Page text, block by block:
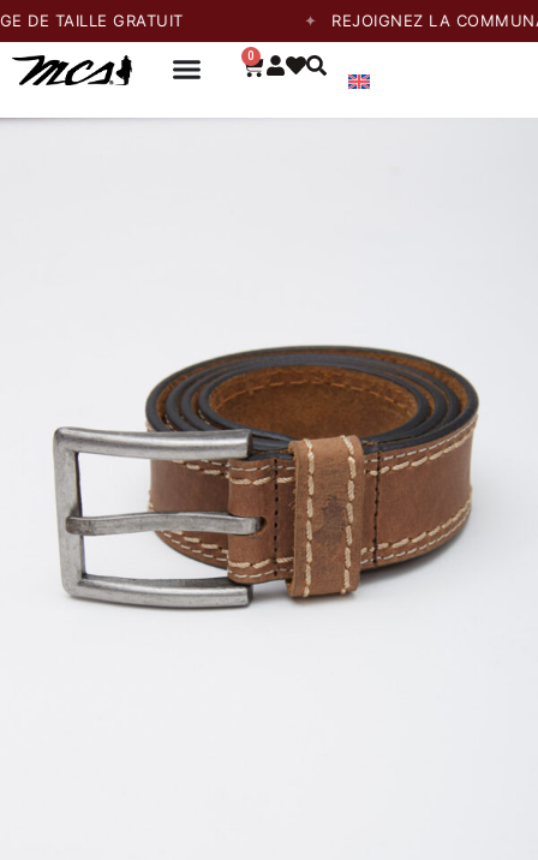
TAILLE GRATUIT REJOIGNEZ LA
0